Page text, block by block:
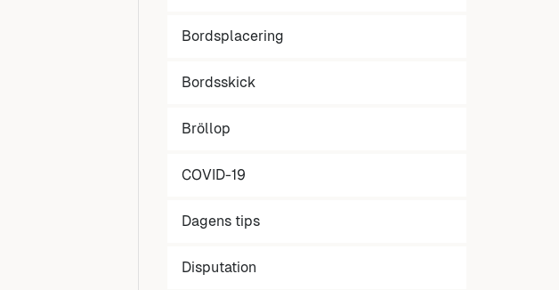
Bordsplacering
Bordsskick
Bröllop
COVID-19
Dagens tips
Disputation